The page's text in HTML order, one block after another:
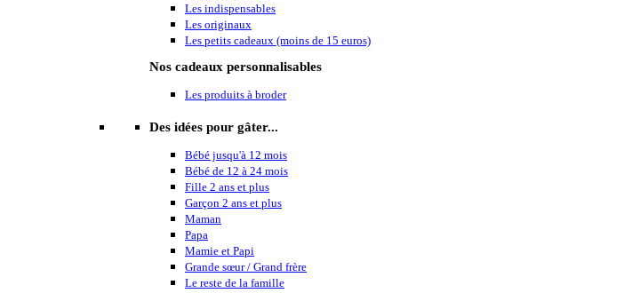
Les indispensables
Les originaux
Les petits cadeaux (moins de 15 euros)
Nos cadeaux personnalisables
Les produits à broder
Des idées pour gâter...
Bébé jusqu'à 12 mois
Bébé de 12 à 24 mois
Fille 2 ans et plus
Garçon 2 ans et plus
Maman
Papa
Mamie et Papi
Grande sœur / Grand frère
Le reste de la famille